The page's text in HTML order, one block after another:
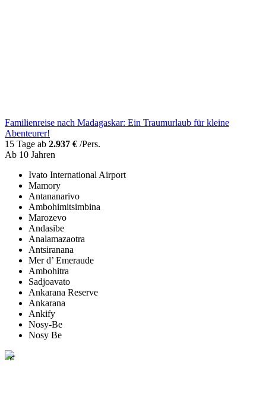
Familienreise nach Madagaskar: Ein Traumurlaub für kleine
Abenteurer!
15 Tage ab 2.937 € /Pers.
Ab 10 Jahren
Ivato International Airport
Mamory
Antananarivo
Ambohimitsimbina
Marozevo
Andasibe
Analamazaotra
Antsiranana
Mer d’ Emeraude
Ambohitra
Sadjoavato
Ankarana Reserve
Ankarana
Ankify
Nosy-Be
Nosy Be